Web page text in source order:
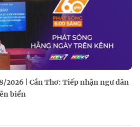
2026 | Cần Thơ: Tiếp nhận ngư dân
biển